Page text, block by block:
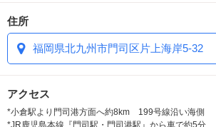
住所
福岡県北九州市門司区片上海岸5-32
アクセス
*小倉駅より門司港方面へ約8km 199号線沿い海側
*JR鹿児島本線『門司駅・門司港駅』から車で約5分